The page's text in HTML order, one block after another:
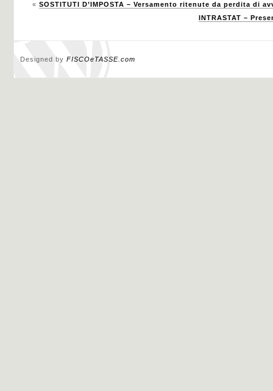
« SOSTITUTI D’IMPOSTA – Versamento ritenute da perdita di
INTRASTAT –
Designed by FISCOeTASSE.com